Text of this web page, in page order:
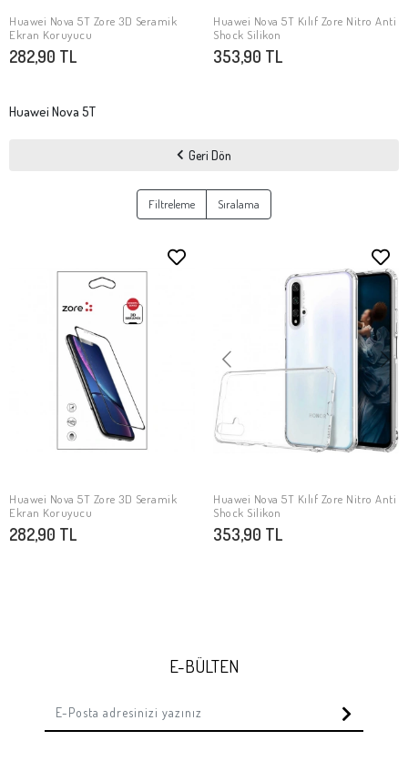
SEPETE EKLE
Huawei Nova 5T Zore 3D Seramik
Ekran Koruyucu
282,90 TL
SEPETE EKLE
Huawei Nova 5T Kılıf Zore Nitro Anti
Shock Silikon
353,90 TL
Huawei Nova 5T
Geri Dön
Filtreleme Sıralama
SEPETE EKLE
Huawei Nova 5T Zore 3D Seramik
Ekran Koruyucu
282,90 TL
SEPETE EKLE
Huawei Nova 5T Kılıf Zore Nitro Anti
Shock Silikon
353,90 TL
E-BÜLTEN